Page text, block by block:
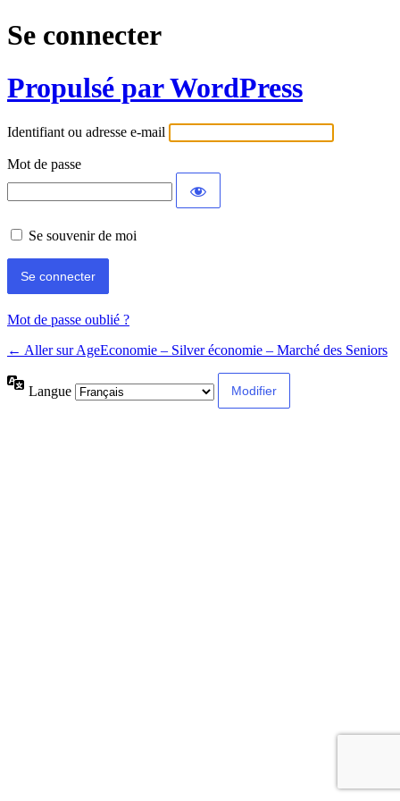
Se connecter
Propulsé par WordPress
Identifiant ou adresse e-mail
Mot de passe
Se souvenir de moi
Mot de passe oublié ?
← Aller sur AgeEconomie – Silver économie – Marché des Seniors
Langue